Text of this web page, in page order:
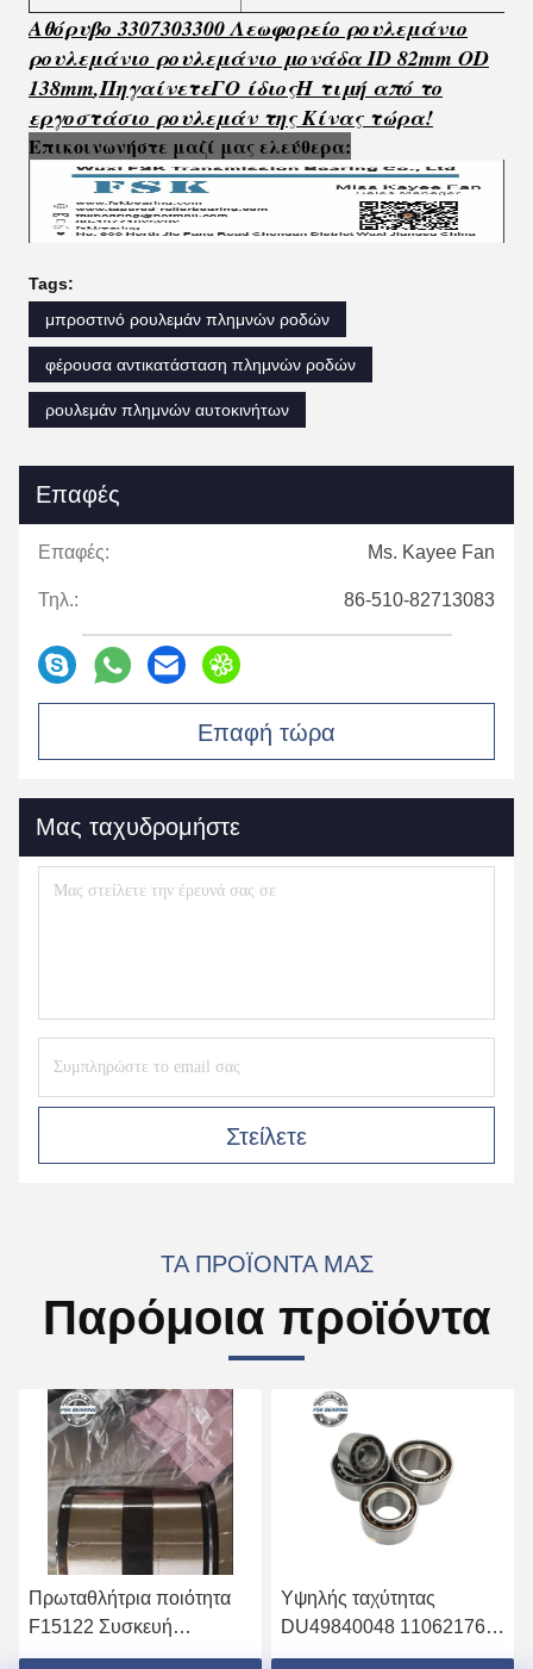
Αθόρυβο 3307303300 Λεωφορείο ρουλεμάνιο
ρουλεμάνιο ρουλεμάνιο μονάδα ID 82mm OD
138mm,ΠηγαίνετεΓΟ ίδιοςΗ τιμή από το
εργοστάσιο ρουλεμάν της Κίνας τώρα!
Επικοινωνήστε μαζί μας ελεύθερα:
Tags:
μπροστινό ρουλεμάν πλημνών ροδών
φέρουσα αντικατάσταση πλημνών ροδών
ρουλεμάν πλημνών αυτοκινήτων
Επαφές
Επαφές: Ms. Kayee Fan
Τηλ.: 86-510-82713083
Επαφή τώρα
Μας ταχυδρομήστε
Στείλετε
ΤΑ ΠΡΟΪΌΝΤΑ ΜΑΣ
Παρόμοια προϊόντα
ποιότητα
Συσκευή
τροχών
Υψηλής ταχύτητας
DU49840048 11062176
13475-27080 Λεκάνια